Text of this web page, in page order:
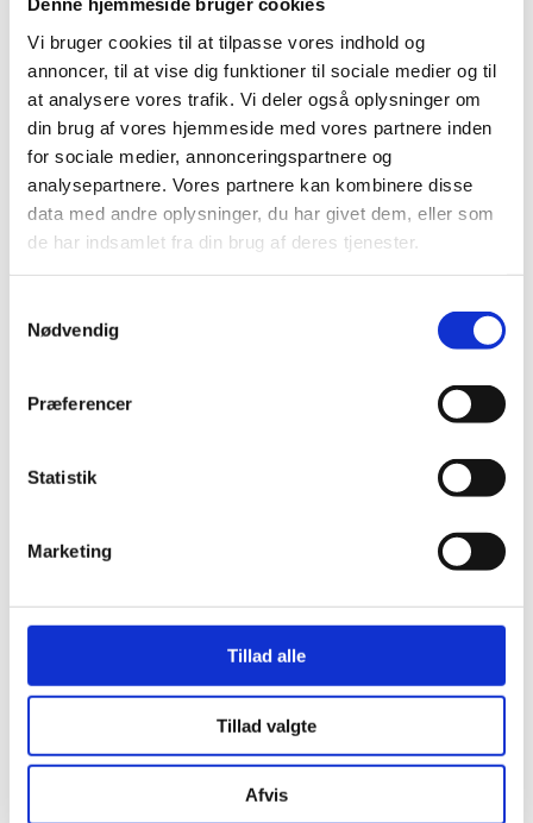
Vi bruger cookies til at tilpasse vores indhold og
annoncer, til at vise dig funktioner til sociale medier og til
at analysere vores trafik. Vi deler også oplysninger om
din brug af vores hjemmeside med vores partnere inden
for sociale medier, annonceringspartnere og
analysepartnere. Vores partnere kan kombinere disse
data med andre oplysninger, du har givet dem, eller som
de har indsamlet fra din brug af deres tjenester.
Nødvendig
Præferencer
Statistik
Marketing
Tillad alle
Tillad valgte
Afvis
kan
vælges
på
varesiden
kan
vælges
på
varesiden
Alu. Bøsning L:
30mm B:19mm, Ø8
Hul
kr.28,00
varianter.
vælges
Jawa Skive m. 6mm
Gevind ø20mm
kr.40,00
Undersænket
kr.15,00
Undersænket
kr.15,00